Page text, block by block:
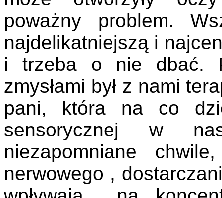
poważny problem.
najdelikatniejszą i
i trzeba o nie dbać.
zmysłami był z nami
pani, która na co
sensorycznej w
niezapomniane
nerwowego ,